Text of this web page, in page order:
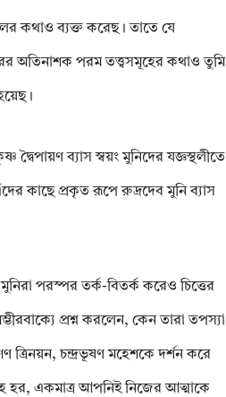
কথাও ব্যক্ত করেছ। তাতে যে
অতিনাশক পরম তত্ত্বসমূহের কথাও তুমি
ব্যাস স্বয়ং মুনিদের যজ্ঞস্থলীতে
কাছে প্রকৃত রূপে রুদ্রদেব মুনি ব্যাস
পরস্পর তর্ক-বিতর্ক করেও চিত্তের
প্রশ্ন করলেন, কেন তারা তপস্যা
চন্দ্রভূষণ মহেশকে দর্শন করে
হর, একমাত্র আপনিই নিজের আত্মাকে